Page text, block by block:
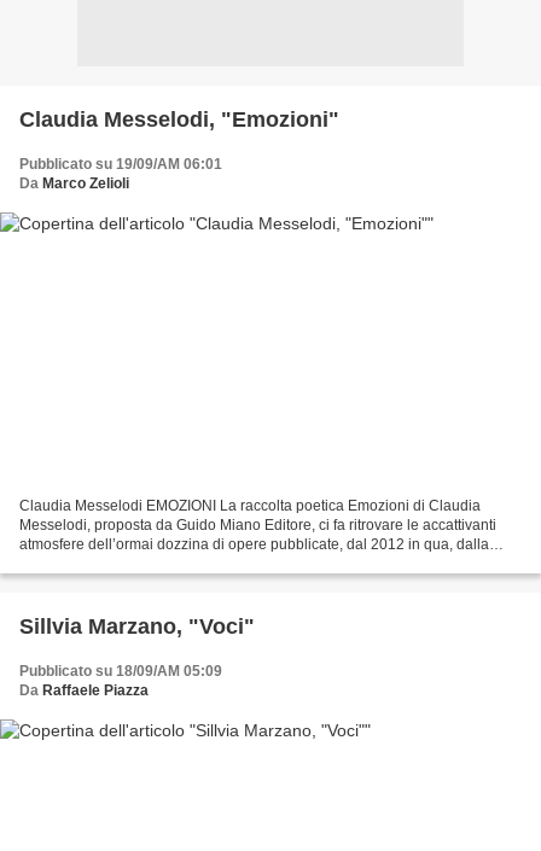
Claudia Messelodi, "Emozioni"
Pubblicato su 19/09/AM 06:01
Da Marco Zelioli
Claudia Messelodi EMOZIONI La raccolta poetica Emozioni di Claudia
Messelodi, proposta da Guido Miano Editore, ci fa ritrovare le accattivanti
atmosfere dell’ormai dozzina di opere pubblicate, dal 2012 in qua, dalla
Sillvia Marzano, "Voci"
Pubblicato su 18/09/AM 05:09
Da Raffaele Piazza